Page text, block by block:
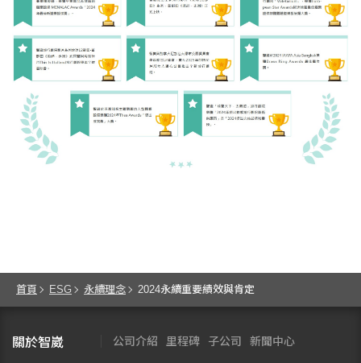
首頁 ESG 永續理念 2024永續重要績效與肯定
關於智崴 公司介紹 里程碑 子公司 新聞中心